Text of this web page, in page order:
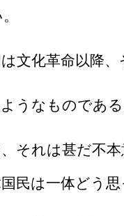
文化革命以降
うなものである
それは甚だ不
民は一体どう